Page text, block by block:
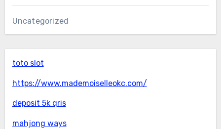
Uncategorized
toto slot
https://www.mademoiselleokc.com/
deposit 5k qris
mahjong ways